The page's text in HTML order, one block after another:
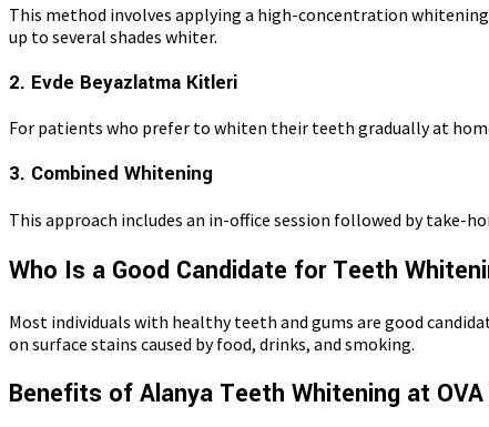
This method involves applying a high-concentration
up to several shades whiter.
2. Evde Beyazlatma Kitleri
For patients who prefer to whiten their teeth gradually at
3. Combined Whitening
This approach includes an in-office session followed by take-
Who Is a Good Candidate for Teeth
Most individuals with healthy teeth and gums are good
on surface stains caused by food, drinks, and smoking.
Benefits of Alanya Teeth Whitening at